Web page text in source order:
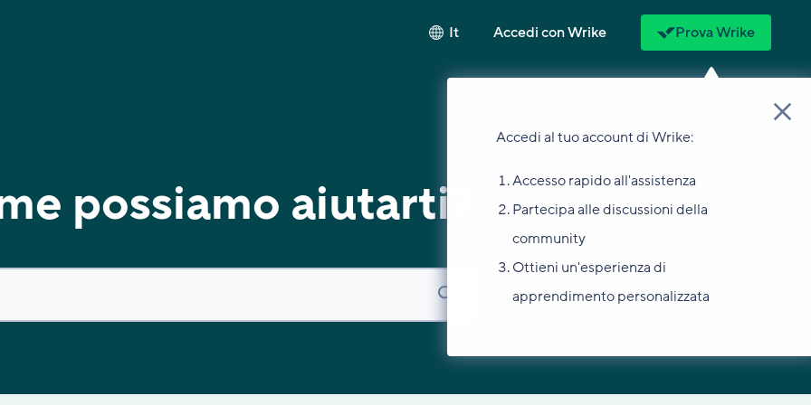
It Accedi con Wrike Prova Wrike
Accedi al tuo account di Wrike:
Accesso rapido all'assistenza
Partecipa alle discussioni della
community
Ottieni un'esperienza di
apprendimento personalizzata
possiamo aiutarti?